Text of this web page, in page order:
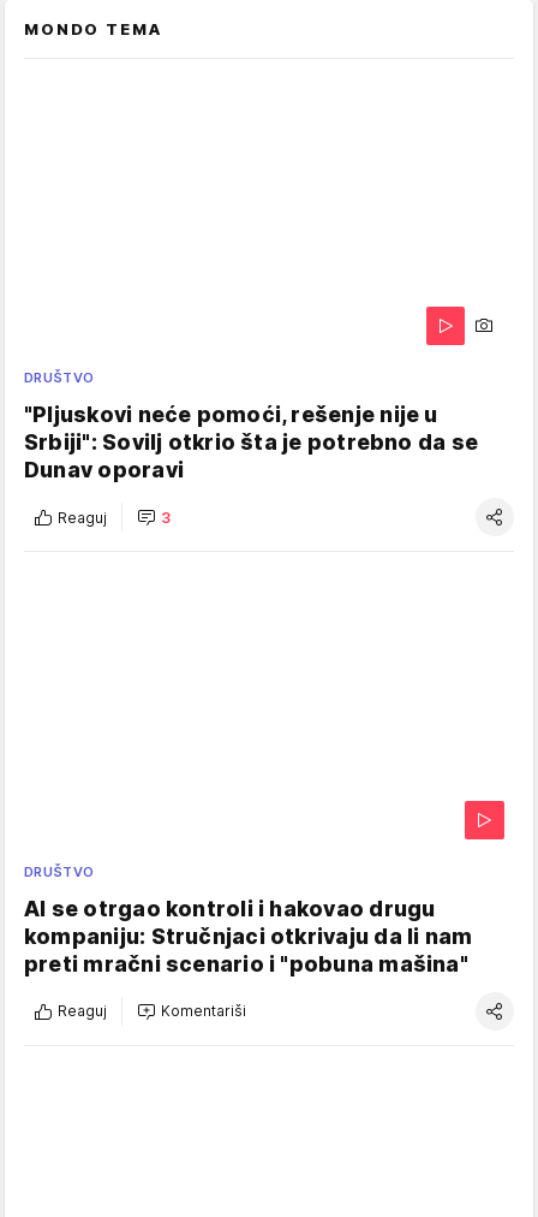
MONDO TEMA
DRUŠTVO
"Pljuskovi neće pomoći, rešenje nije u
Srbiji": Sovilj otkrio šta je potrebno da se
Dunav oporavi
Reaguj 3
DRUŠTVO
AI se otrgao kontroli i hakovao drugu
kompaniju: Stručnjaci otkrivaju da li nam
preti mračni scenario i "pobuna mašina"
Reaguj Komentariši